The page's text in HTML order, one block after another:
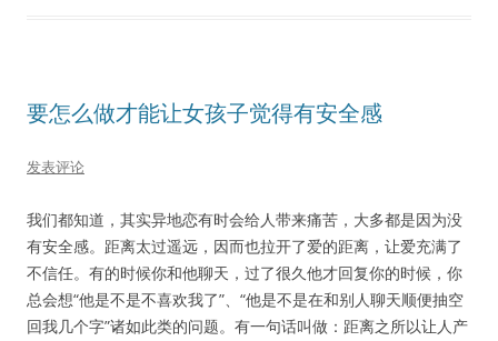
要怎么做才能让女孩子觉得有安全感
发表评论
我们都知道，其实异地恋有时会给人带来痛苦，大多都是因为没
有安全感。距离太过遥远，因而也拉开了爱的距离，让爱充满了
不信任。有的时候你和他聊天，过了很久他才回复你的时候，你
总会想“他是不是不喜欢我了”、“他是不是在和别人聊天顺便抽空
回我几个字”诸如此类的问题。有一句话叫做：距离之所以让人产